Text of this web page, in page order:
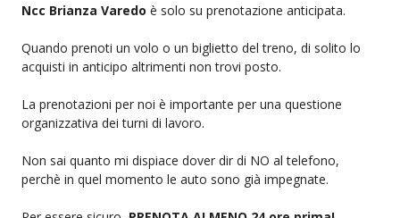
Ncc Brianza Varedo è solo su prenotazione anticipata.
Quando prenoti un volo o un biglietto del treno, di solito lo
acquisti in anticipo altrimenti non trovi posto.
La prenotazioni per noi è importante per una questione
organizzativa dei turni di lavoro.
Non sai quanto mi dispiace dover dir di NO al telefono,
perchè in quel momento le auto sono già impegnate.